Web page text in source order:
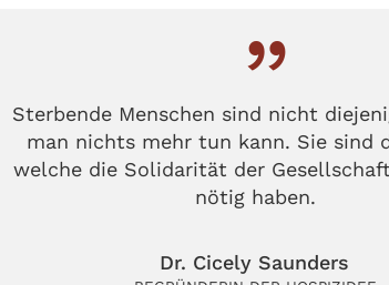
Dr. Cicely Saunders
Sterbende Menschen sind nicht
man nichts mehr tun kann. Sie sind
welche die Solidarität der
nötig haben.